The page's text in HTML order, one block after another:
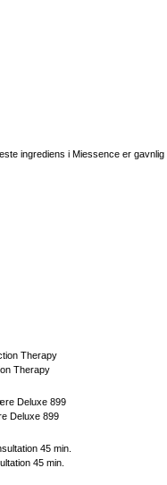
ingrediens i Miessence er gavnlig
Therapy
Deluxe 899
45 min.